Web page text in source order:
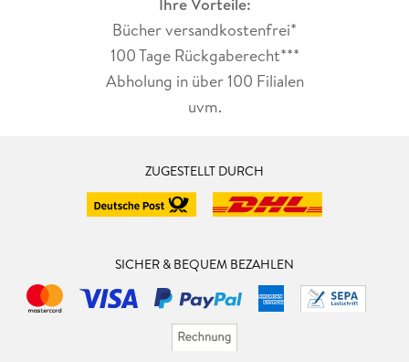
Bücher versandkostenfrei*
100 Tage Rückgaberecht***
Abholung in über 100 Filialen
uvm.
ZUGESTELLT DURCH
SICHER & BEQUEM BEZAHLEN